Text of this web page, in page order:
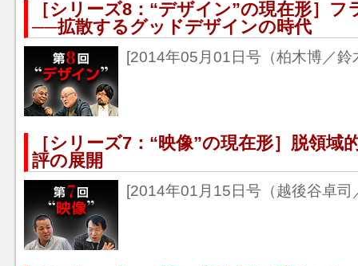
［シリーズ8：“デザイン”の現在形］
──拡散するグッドデザインの時代
[2014年05月01日号（柏木博／
［シリーズ7：“映像”の現在形］脱領域
評の展開
[2014年01月15日号（越後谷卓司